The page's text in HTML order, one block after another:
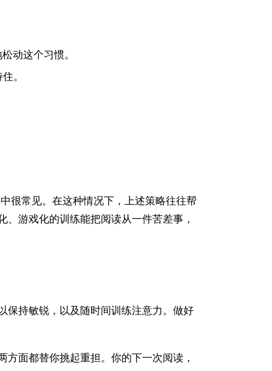
动这个习惯。
。
中很常见。在这种情况下，上述策略往往帮
游戏化的训练能把阅读从一件苦差事，
保持敏锐，以及随时间训练注意力。做好
方面都替你挑起重担。你的下一次阅读，